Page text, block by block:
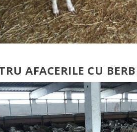
AFACERILE CU